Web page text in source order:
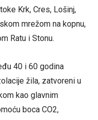
Krk, Cres, Lošinj,
mrežom na kopnu,
Ratu i Stonu.
40 i 60 godina
žila, zatvoreni u
kao glavnim
boca CO2,